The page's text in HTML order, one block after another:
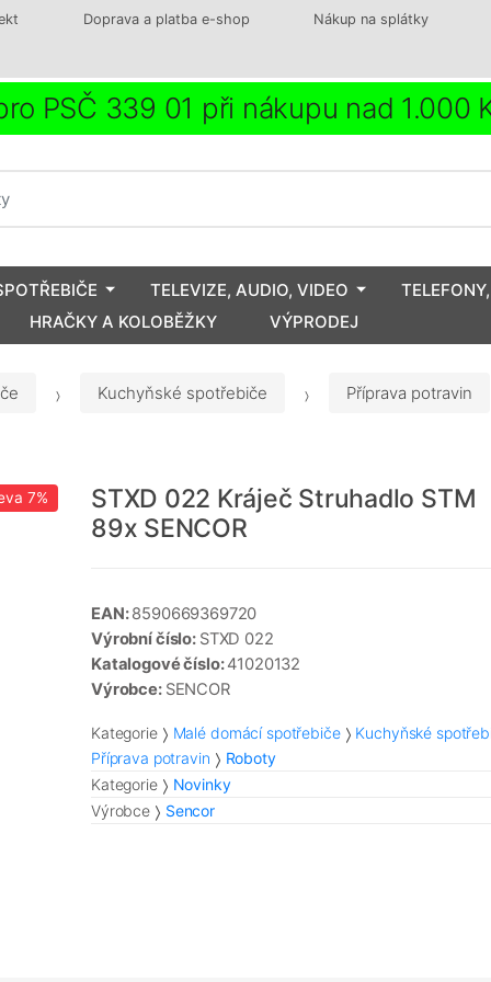
Doprava a platba e-shop Nákup na splátky
PSČ 339 01 při nákupu nad 1.000
TELEVIZE, AUDIO, VIDEO
HRAČKY A KOLOBĚŽKY
VÝPRODEJ
Kuchyňské spotřebiče Příprava potravin
7%
STXD 022 Kráječ Struhadlo STM
89x SENCOR
EAN:8590669369720
Výrobní číslo: STXD 022
Katalogové číslo:41020132
Výrobce: SENCOR
Kategorie Malé domácí spotřebiče
Kuchyňské
Příprava potravin
Roboty
Kategorie
Novinky
Výrobce
Sencor